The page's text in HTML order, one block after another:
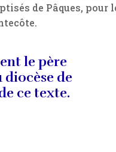
de Pâques, pour
le père
de
ce texte.